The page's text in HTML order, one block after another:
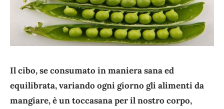
Il cibo, se consumato in maniera sana ed
equilibrata, variando ogni giorno gli alimenti da
mangiare, è un toccasana per il nostro corpo,